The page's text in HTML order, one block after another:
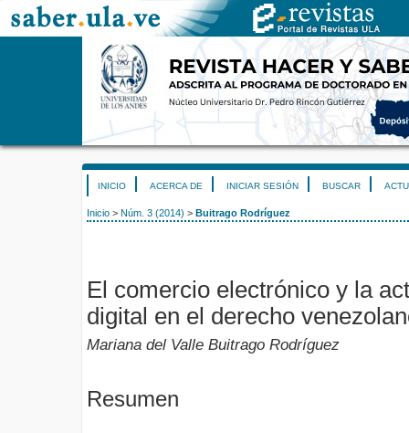
INICIO ACERCA DE INICIAR SESIÓN BUSCAR
Inicio > Núm. 3 (2014) > Buitrago Rodríguez
El comercio electrónico y la
digital en el derecho
Mariana del Valle Buitrago Rodríguez
Resumen